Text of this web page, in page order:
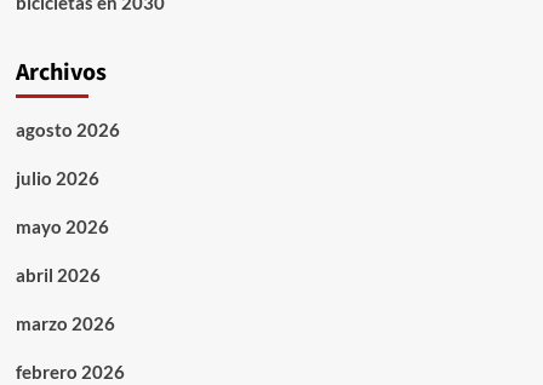
Archivos
agosto 2026
julio 2026
mayo 2026
abril 2026
marzo 2026
febrero 2026